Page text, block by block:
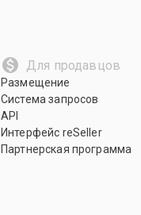
Для продавцов
Размещение
Система запросов
API
Интерфейс reSeller
Партнерская программа